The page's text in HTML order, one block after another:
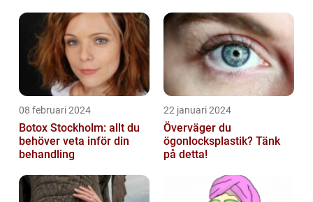
08 februari 2024
Botox Stockholm: allt du
behöver veta inför din
behandling
22 januari 2024
Överväger du
ögonlocksplastik? Tänk
på detta!